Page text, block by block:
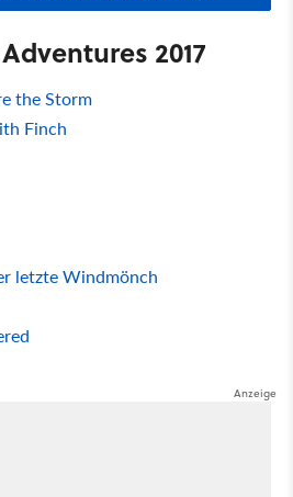
2017
the Storm
Finch
letzte Windmönch